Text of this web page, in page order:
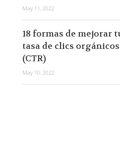
May 11, 2022
18 formas de mejorar
tasa de clics orgánicos
(CTR)
May 10, 2022